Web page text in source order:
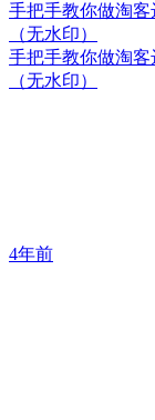
手把手教你做淘客
（无水印）
手把手教你做淘客
（无水印）
4年前